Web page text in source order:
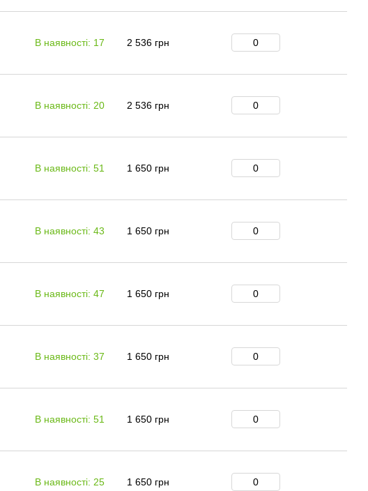
В наявності: 17 2 536 грн
В наявності: 20 2 536 грн
В наявності: 51 1 650 грн
В наявності: 43 1 650 грн
В наявності: 47 1 650 грн
В наявності: 37 1 650 грн
В наявності: 51 1 650 грн
В наявності: 25 1 650 грн